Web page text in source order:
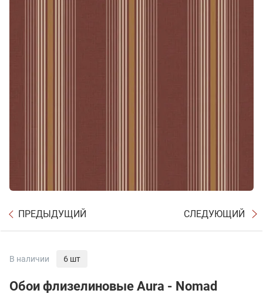
ПРЕДЫДУЩИЙ СЛЕДУЮЩИЙ
В наличии 6 шт
Обои флизелиновые Aura - Nomad